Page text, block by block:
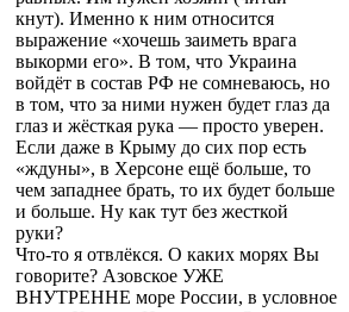
кнут). Именно к ним относится
выражение «хочешь заиметь врага
выкорми его». В том, что Украина
войдёт в состав РФ не сомневаюсь, но
в том, что за ними нужен будет глаз да
глаз и жёсткая рука — просто уверен.
Если даже в Крыму до сих пор есть
«ждуны», в Херсоне ещё больше, то
чем западнее брать, то их будет больше
и больше. Ну как тут без жесткой
руки?
Что-то я отвлёкся. О каких морях Вы
говорите? Азовское УЖЕ
ВНУТРЕННЕ море России, в условное